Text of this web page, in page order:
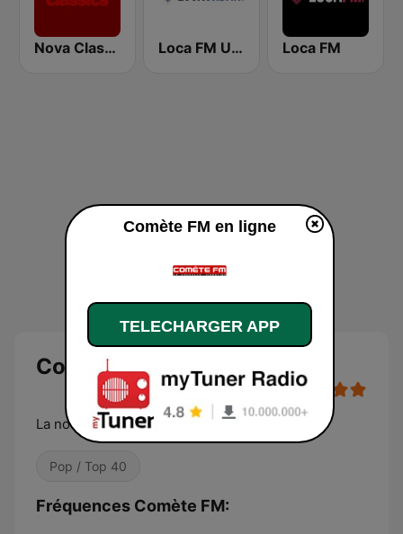
Nova Classics Loca FM Urban Loca FM
Comète FM
La nouvelle vibration
Pop / Top 40
Fréquences Comète FM:
Comète FM en ligne
TELECHARGER APP